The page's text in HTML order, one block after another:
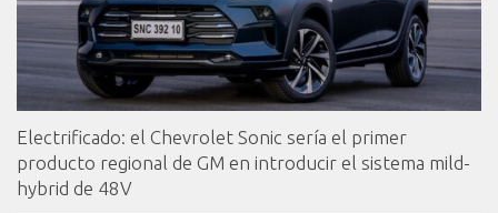
Electrificado: el Chevrolet Sonic sería el primer
producto regional de GM en introducir el sistema mild-
hybrid de 48V